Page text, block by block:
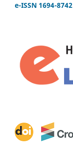
e-ISSN 1694-8742